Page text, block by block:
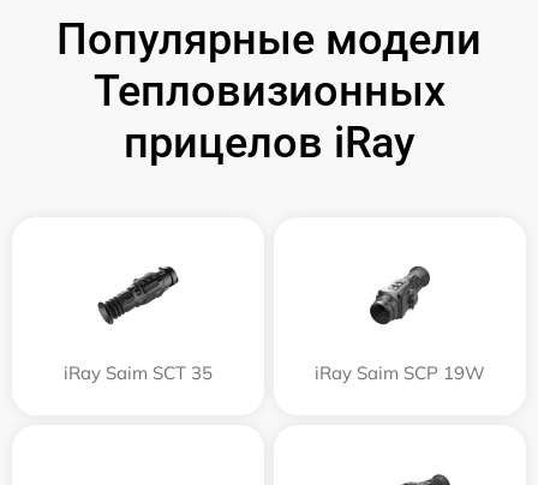
Популярные модели
Тепловизионных
прицелов iRay
iRay Saim SCT 35 iRay Saim SCP 19W